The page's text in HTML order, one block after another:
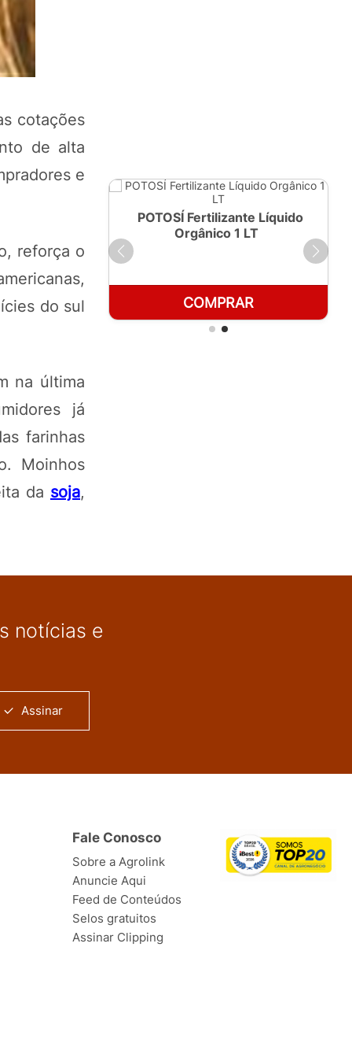
cotações
de alta
e
reforça o
do sul
na última
já
farinhas
Moinhos
da soja,
POTOSÍ Fertilizante Líquido
Orgânico 1 LT
COMPRAR
notícias e
Assinar
Fale Conosco
Sobre a Agrolink
Anuncie Aqui
Feed de Conteúdos
Selos gratuitos
Assinar Clipping